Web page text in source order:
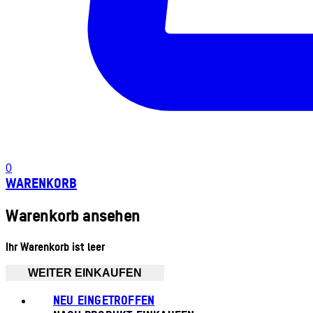
0
WARENKORB
Warenkorb ansehen
Ihr Warenkorb ist leer
WEITER EINKAUFEN
NEU EINGETROFFEN